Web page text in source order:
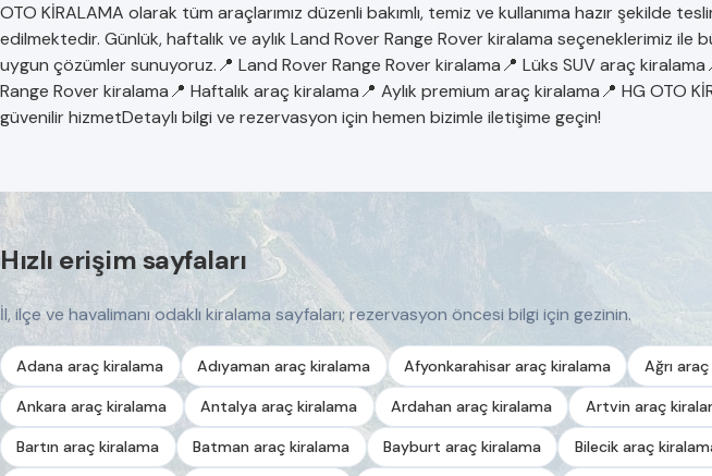
OTO KİRALAMA olarak tüm araçlarımız düzenli bakımlı, temiz ve kullanıma hazır şekilde
edilmektedir. Günlük, haftalık ve aylık Land Rover Range Rover kiralama seçeneklerimiz ile
uygun çözümler sunuyoruz.📍 Land Rover Range Rover kiralama📍 Lüks SUV araç
Range Rover kiralama📍 Haftalık araç kiralama📍 Aylık premium araç kiralama📍 HG OTO
güvenilir hizmetDetaylı bilgi ve rezervasyon için hemen bizimle iletişime geçin!
Hızlı erişim sayfaları
İl, ilçe ve havalimanı odaklı kiralama sayfaları; rezervasyon öncesi bilgi için gezinin.
Adana araç kiralama Adıyaman araç kiralama Afyonkarahisar araç kiralama Ağrı
Ankara araç kiralama Antalya araç kiralama Ardahan araç kiralama Artvin araç
Bartın araç kiralama Batman araç kiralama Bayburt araç kiralama Bilecik araç